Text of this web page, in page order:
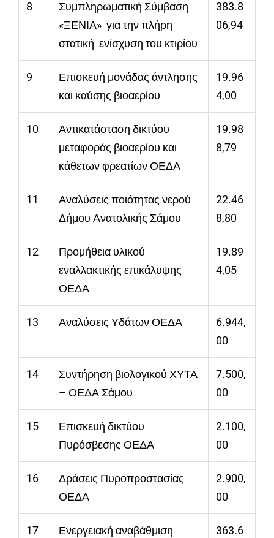
8
Συμπληρωματική Σύμβαση
«ΞΕΝΙΑ» για την πλήρη
στατική ενίσχυση του κτιρίου
383.8
06,94
9
Επισκευή μονάδας άντλησης
και καύσης βιοαερίου
19.96
4,00
10
Αντικατάσταση δικτύου
μεταφοράς βιοαερίου και
κάθετων φρεατίων ΟΕΔΑ
19.98
8,79
11
Αναλύσεις ποιότητας νερού
Δήμου Ανατολικής Σάμου
22.46
8,80
12
Προμήθεια υλικού
εναλλακτικής επικάλυψης
ΟΕΔΑ
19.89
4,05
13 Αναλύσεις Υδάτων ΟΕΔΑ
6.944,
00
14
Συντήρηση βιολογικού ΧΥΤΑ
– ΟΕΔΑ Σάμου
7.500,
00
15
Επισκευή δικτύου
Πυρόσβεσης ΟΕΔΑ
2.100,
00
16
Δράσεις Πυροπροστασίας
ΟΕΔΑ
2.900,
00
17
Ενεργειακή αναβάθμιση
363.6